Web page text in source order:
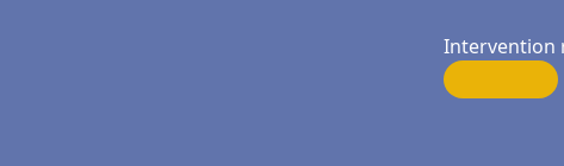
Intervention